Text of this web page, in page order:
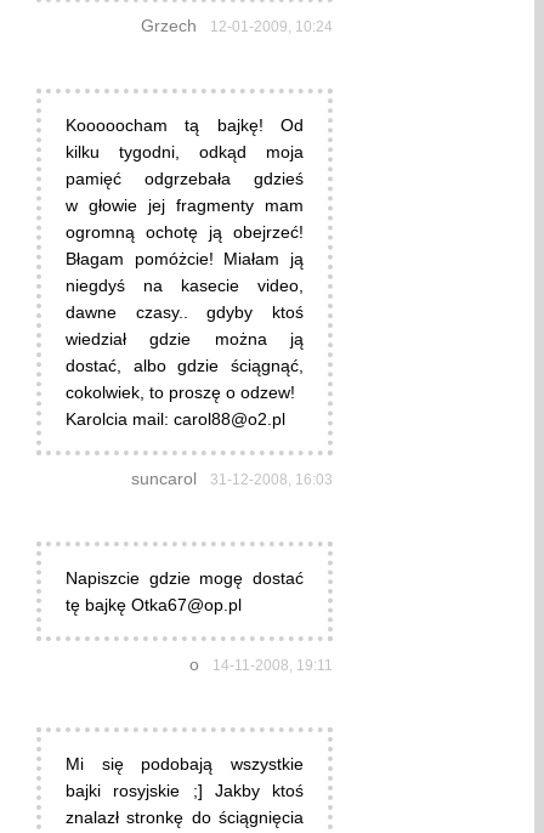
Grzech 12-01-2009, 10:24
Kooooocham tą bajkę! Od
kilku tygodni, odkąd moja
pamięć odgrzebała gdzieś
w głowie jej fragmenty mam
ogromną ochotę ją obejrzeć!
Błagam pomóżcie! Miałam ją
niegdyś na kasecie video,
dawne czasy.. gdyby ktoś
wiedział gdzie można ją
dostać, albo gdzie ściągnąć,
cokolwiek, to proszę o odzew!
Karolcia mail: carol88@o2.pl
suncarol 31-12-2008, 16:03
Napiszcie gdzie mogę dostać
tę bajkę Otka67@op.pl
o 14-11-2008, 19:11
Mi się podobają wszystkie
bajki rosyjskie ;] Jakby ktoś
znalazł stronkę do ściągnięcia